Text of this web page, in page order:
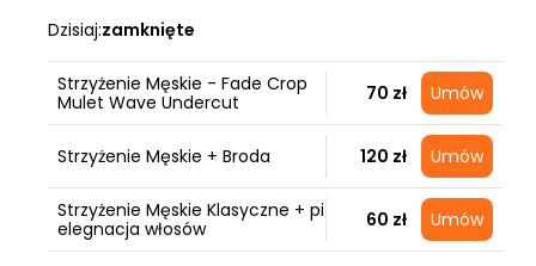
Dzisiaj:zamknięte
Strzyżenie Męskie - Fade Crop
Mulet Wave Undercut
70 zł Umów
Strzyżenie Męskie + Broda 120 zł Umów
Strzyżenie Męskie Klasyczne + pi
elegnacja włosów
60 zł Umów